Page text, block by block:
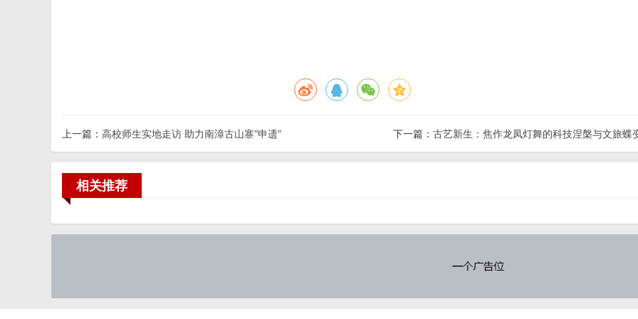
上一篇： 高校师生实地走访 助力南漳古山寨“申遗” 下一篇：古艺新生：焦作龙凤灯舞的科技涅槃与文旅蝶
相关推荐